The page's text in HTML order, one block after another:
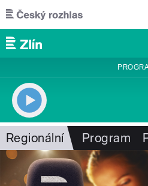
Přejít k hlavnímu obsahu
Regionální Program